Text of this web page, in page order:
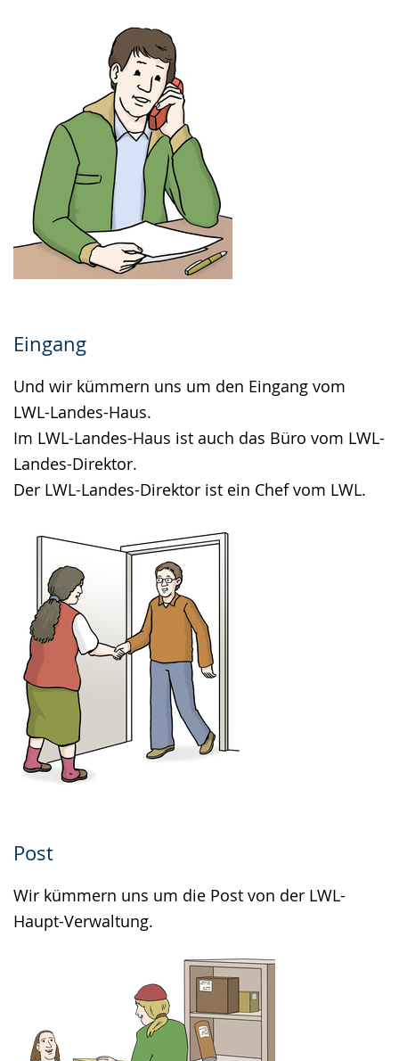
Eingang
Und wir kümmern uns um den Eingang vom
LWL-Landes-Haus.
Im LWL-Landes-Haus ist auch das Büro vom LWL-
Landes-Direktor.
Der LWL-Landes-Direktor ist ein Chef vom LWL.
Post
Wir kümmern uns um die Post von der LWL-
Haupt-Verwaltung.